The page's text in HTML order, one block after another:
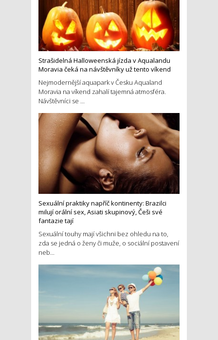
Strašidelná Halloweenská jízda v Aqualandu
Moravia čeká na návštěvníky už tento víkend
Nejmodernější aquapark v Česku Aqualand
Moravia na víkend zahalí tajemná atmosféra.
Návštěvníci se ...
Sexuální praktiky napříč kontinenty: Brazilci
milují orální sex, Asiati skupinový, Češi své
fantazie tají
Sexuální touhy mají všichni bez ohledu na to,
zda se jedná o ženy či muže, o sociální postavení
neb...